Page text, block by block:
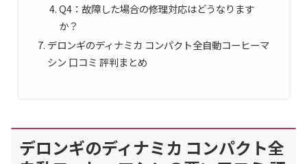
Q4：故障した場合の修理対応はどうなります
か？
デロンギのディナミカ コンパクト全自動コーヒーマ
シン 口コミ 評判まとめ
デロンギのディナミカ コンパクト全